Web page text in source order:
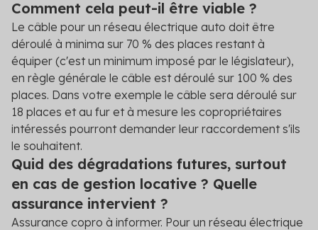
Comment cela peut-il être viable ?
Le câble pour un réseau électrique auto doit être
déroulé à minima sur 70 % des places restant à
équiper (c'est un minimum imposé par le législateur),
en règle générale le câble est déroulé sur 100 % des
places. Dans votre exemple le câble sera déroulé sur
18 places et au fur et à mesure les copropriétaires
intéressés pourront demander leur raccordement s'ils
le souhaitent.
Quid des dégradations futures, surtout
en cas de gestion locative ? Quelle
assurance intervient ?
Assurance copro à informer. Pour un réseau électrique